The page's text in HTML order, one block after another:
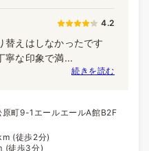
4.2
替えはしなかったです
寧な印象で満...
続きを読む
原町9-1エールエールA館B2F
(徒歩2分)
(徒歩3分)